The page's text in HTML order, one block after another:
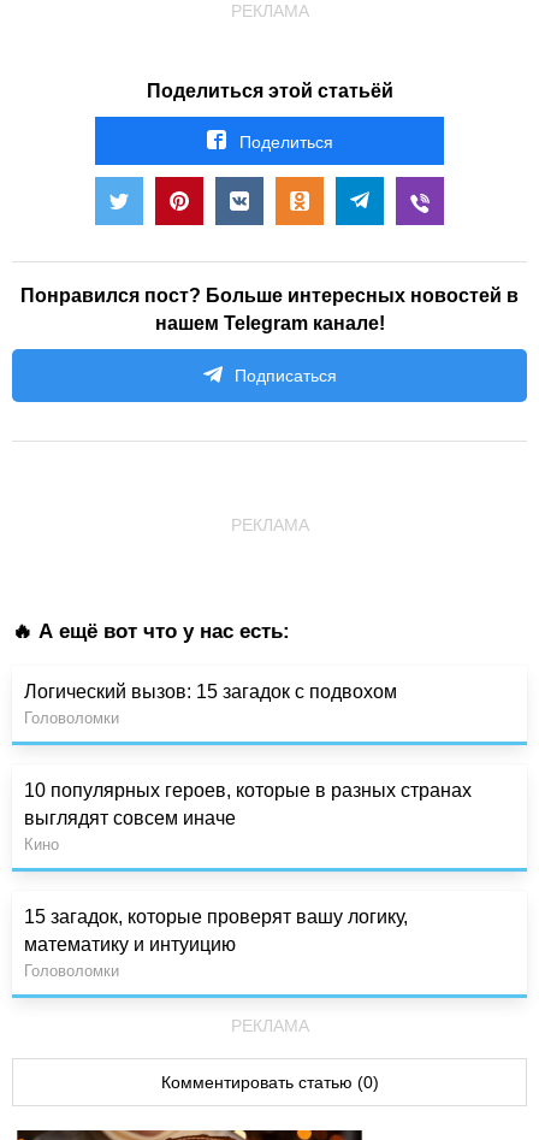
РЕКЛАМА
Поделиться этой статьёй
Поделиться
Понравился пост? Больше интересных новостей в
нашем Telegram канале!
Подписаться
РЕКЛАМА
🔥 А ещё вот что у нас есть:
Логический вызов: 15 загадок с подвохом
Головоломки
10 популярных героев, которые в разных странах
выглядят совсем иначе
Кино
15 загадок, которые проверят вашу логику,
математику и интуицию
Головоломки
РЕКЛАМА
Комментировать статью (0)